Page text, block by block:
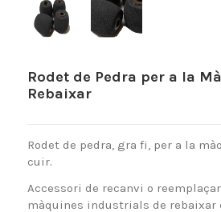
Rodet de Pedra per a la
Rebaixar
Rodet de pedra, gra fi, per a la
cuir.
Accessori de recanvi o
màquines industrials de rebaixar